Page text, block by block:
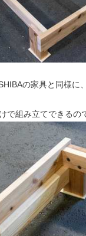
の家具と同様に
で組み立てできるの